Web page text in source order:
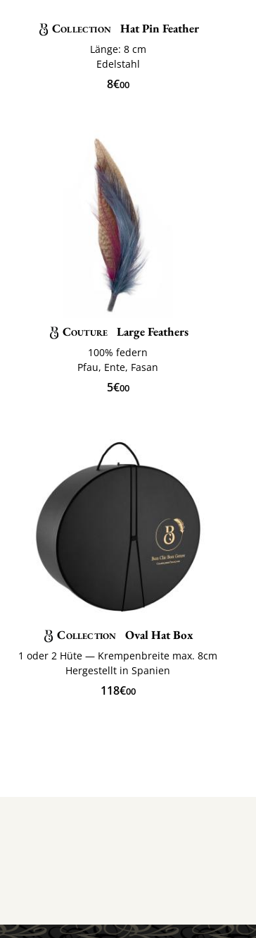
Collection Hat Pin Feather
Länge: 8 cm
Edelstahl
8€00
Couture Large Feathers
100% federn
Pfau, Ente, Fasan
5€00
Collection Oval Hat Box
1 oder 2 Hüte — Krempenbreite max. 8cm
Hergestellt in Spanien
118€00